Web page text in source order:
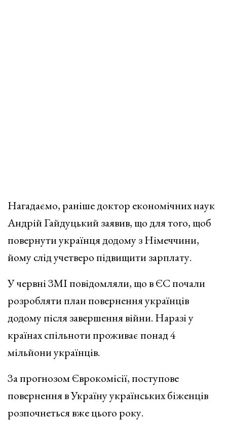
Нагадаємо, раніше доктор економічних наук
Андрій Гайдуцький заявив, що для того, щоб
повернути українця додому з Німеччини,
йому слід учетверо підвищити зарплату.
У червні ЗМІ повідомляли, що в ЄС почали
розробляти план повернення українців
додому після завершення війни. Наразі у
країнах спільноти проживає понад 4
мільйони українців.
За прогнозом Єврокомісії, поступове
повернення в Україну українських біженців
розпочнеться вже цього року.